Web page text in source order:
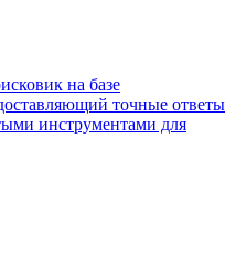
на базе
точные ответы
инструментами для